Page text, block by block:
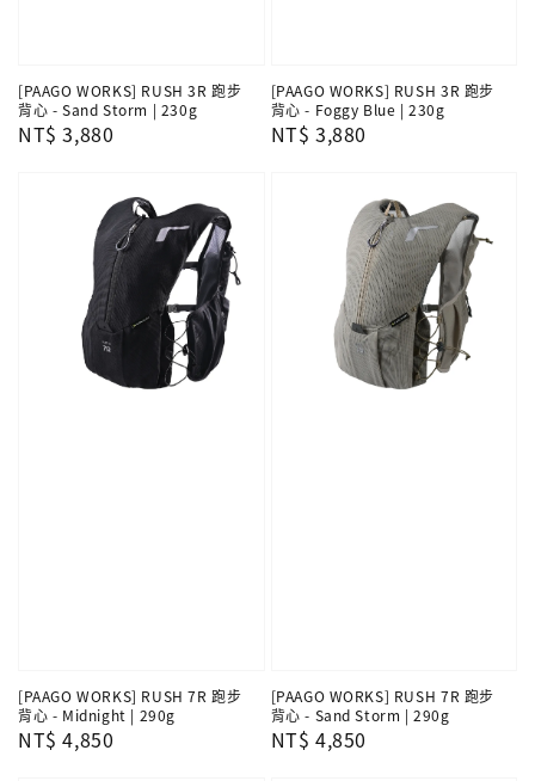
[PAAGO WORKS] RUSH 3R 跑步
背心 - Sand Storm | 230g
Regular
NT$ 3,880
[PAAGO WORKS] RUSH 3R 跑步
背心 - Foggy Blue | 230g
Regular
NT$ 3,880
[PAAGO WORKS] RUSH 7R 跑步
背心 - Midnight | 290g
Regular
NT$ 4,850
[PAAGO WORKS] RUSH 7R 跑步
背心 - Sand Storm | 290g
Regular
NT$ 4,850